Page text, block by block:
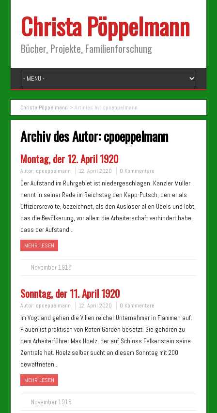
Christa Pöppelmann
Bücher, Projekte, Familienforschung
Christa Pöppelmann >Articles by: cpoeppelmann
Archiv des Autor:cpoeppelmann
Montag, der 12. April 1920
Autor: cpoeppelmann 12. April 2020 0 Kommentare
Der Aufstand im Ruhrgebiet ist niedergeschlagen. Kanzler Müller
nennt in seiner Rede im Reichstag den Kapp-Putsch, den er als
Offiziersrevolte, bezeichnet, als den Auslöser allen Übels und lobt,
das die Bevölkerung, vor allem die Arbeiterschaft verhindert habe,
dass der Aufstand…
MEHR LESEN
November 1918
Sonntag, der 11. April 1920
Autor: cpoeppelmann 12. April 2020 0 Kommentare
Im Vogtland gehen die Villen reicher Unternehmer in Flammen auf.
Plauen ist praktisch von Roten Garden besetzt. Sie gehören zu
dem Arbeiterführer Max Hoelz, der auf Schloss Falkenstein seine
Zentrale hat. Hoelz selber sucht an diesem Sonntag mit 200
bewaffneten…
MEHR LESEN
November 1918